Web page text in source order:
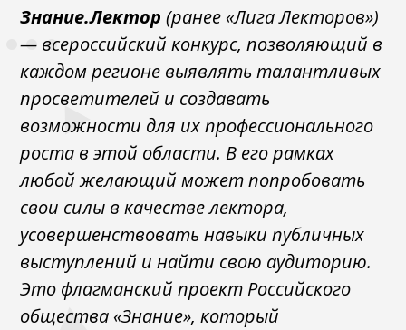
Знание.Лектор(ранее «Лига Лекторов»)
— всероссийский конкурс, позволяющий в
каждом регионе выявлять талантливых
просветителей и создавать
возможности для их профессионального
роста в этой области. В его рамках
любой желающий может попробовать
свои силы в качестве лектора,
усовершенствовать навыки публичных
выступлений и найти свою аудиторию.
Это флагманский проект Российского
общества «Знание», который